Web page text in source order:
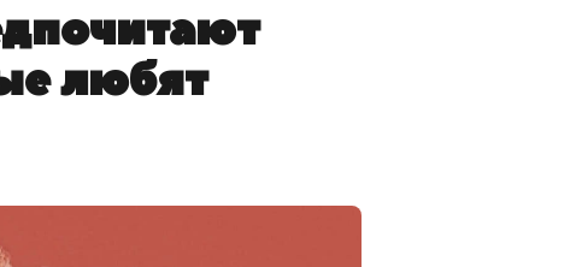
любят